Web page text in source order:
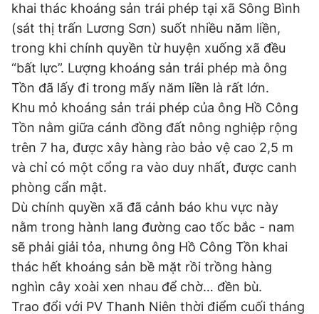
khai thác khoáng sản trái phép tại xã Sông Bình
(sát thị trấn Lương Sơn) suốt nhiều năm liền,
trong khi chính quyền từ huyện xuống xã đều
“bất lực”. Lượng khoáng sản trái phép mà ông
Tồn đã lấy đi trong mấy năm liền là rất lớn.
Khu mỏ khoáng sản trái phép của ông Hồ Công
Tồn nằm giữa cánh đồng đất nông nghiệp rộng
trên 7 ha, được xây hàng rào bảo vệ cao 2,5 m
và chỉ có một cổng ra vào duy nhất, được canh
phòng cẩn mật.
Dù chính quyền xã đã cảnh báo khu vực này
nằm trong hành lang đường cao tốc bắc - nam
sẽ phải giải tỏa, nhưng ông Hồ Công Tồn khai
thác hết khoáng sản bề mặt rồi trồng hàng
nghìn cây xoài xen nhau để chờ… đền bù.
Trao đổi với PV Thanh Niên thời điểm cuối tháng